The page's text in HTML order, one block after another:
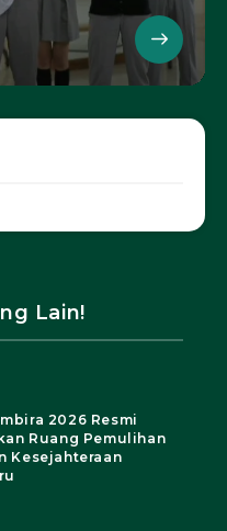
Lain!
2026 Resmi
Ruang Pemulihan
Kesejahteraan